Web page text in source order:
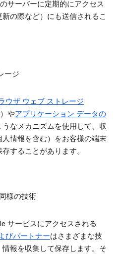
サーバーに定期的にアクセス
の際など）にも送信されるこ
ージ
ウザ ウェブ ストレージ
やアプリケーション データの
うなメカニズムを使用して、収
情報を含む）をお客様の端末
することがあります。
様の技術
サービスにアクセスされる
びパートナーはさまざまな技
報を収集して保存します。そ